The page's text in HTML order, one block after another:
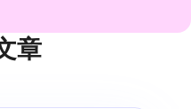
章